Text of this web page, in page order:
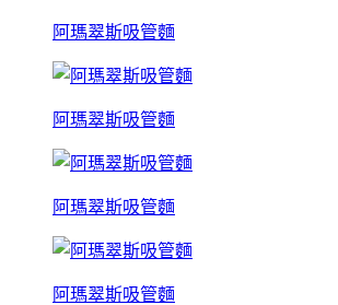
阿瑪翠斯吸管麵
阿瑪翠斯吸管麵
阿瑪翠斯吸管麵
阿瑪翠斯吸管麵